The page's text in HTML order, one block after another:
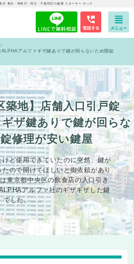
付 東京・神奈川・埼玉・千葉対応の鍵屋 スターキー ロック
ALPHAアルファギザ鍵ありで鍵が回らないため開錠
築地】店舗入口引戸錠
ザ鍵ありで鍵が回らな
修理が安い鍵屋
ど使用できていたのに突然、鍵が
ので開けてほしいと御依頼があり
東京都中央区の飲食店の入口引き
アルファ社のギザギザした鍵
でした。…..